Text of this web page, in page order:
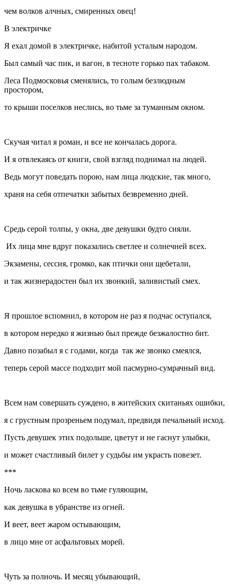
чем волков алчных, смиренных овец!
В электричке
Я ехал домой в электричке, набитой усталым народом.
Был самый час пик, и вагон, в тесноте горько пах табаком.
Леса Подмосковья сменялись, то голым безлюдным
простором,
то крыши поселков неслись, во тьме за туманным окном.
Скучая читал я роман, и все не кончалась дорога.
И я отвлекаясь от книги, свой взгляд поднимал на людей.
Ведь могут поведать порою, нам лица людские, так много,
храня на себя отпечатки забытых безвременно дней.
Средь серой толпы, у окна, две девушки будто сияли.
Их лица мне вдруг показались светлее и солнечней всех.
Экзамены, сессия, громко, как птички они щебетали,
и так жизнерадостен был их звонкий, заливистый смех.
Я прошлое вспомнил, в котором не раз я подчас оступался,
в котором нередко я жизнью был прежде безжалостно бит.
Давно позабыл я с годами, когда так же звонко смеялся,
теперь серой массе подходит мой пасмурно-сумрачный вид.
Всем нам совершать суждено, в житейских скитаньях ошибки,
я с грустным прозреньем подумал, предвидя печальный исход.
Пусть девушек этих подольше, цветут и не гаснут улыбки,
и может счастливый билет у судьбы им украсть повезет.
***
Ночь ласкова ко всем во тьме гуляющим,
как девушка в убранстве из огней.
И веет, веет жаром остывающим,
в лицо мне от асфальтовых морей.
Чуть за полночь. И месяц убывающий,